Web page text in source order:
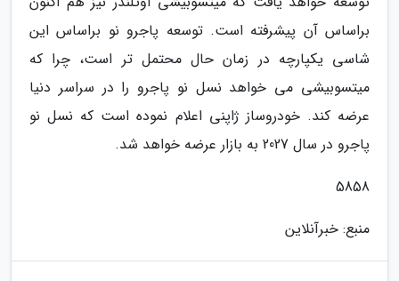
براساس آن پیشرفته است. توسعه پاجرو نو براساس این
شاسی یکپارچه در زمان حال محتمل تر است، چرا که
میتسوبیشی می خواهد نسل نو پاجرو را در سراسر دنیا
عرضه کند. خودروساز ژاپنی اعلام نموده است که نسل نو
پاجرو در سال 2027 به بازار عرضه خواهد شد.
5858
منبع: خبرآنلاین